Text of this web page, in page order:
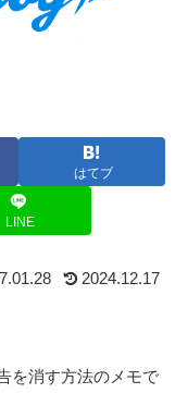
はてブ
LINE
2024.12.17
を消す方法のメモで